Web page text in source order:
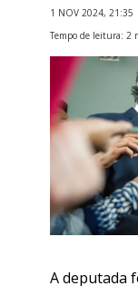
1 NOV 2024, 21:35
Tempo de leitura: 2
A deputada